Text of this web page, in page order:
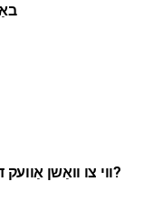
ווי צו וואַשן אַוועק די פאַרב מיט שוואַרץ האָר?